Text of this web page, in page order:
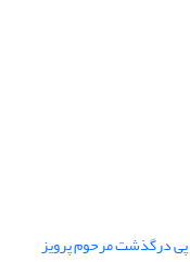
درگذشت مرحوم پرویز